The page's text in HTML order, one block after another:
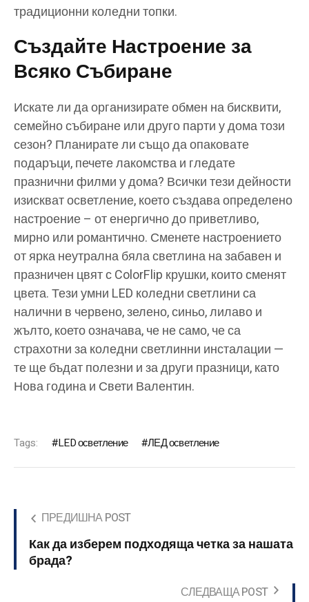
традиционни коледни топки.
Създайте Настроение за
Всяко Събиране
Искате ли да организирате обмен на бисквити,
семейно събиране или друго парти у дома този
сезон? Планирате ли също да опаковате
подаръци, печете лакомства и гледате
празнични филми у дома? Всички тези дейности
изискват осветление, което създава определено
настроение – от енергично до приветливо,
мирно или романтично. Сменете настроението
от ярка неутрална бяла светлина на забавен и
празничен цвят с ColorFlip крушки, които сменят
цвета. Тези умни LED коледни светлини са
налични в червено, зелено, синьо, лилаво и
жълто, което означава, че не само, че са
страхотни за коледни светлинни инсталации —
те ще бъдат полезни и за други празници, като
Нова година и Свети Валентин.
Tags: LED осветление ЛЕД осветление
ПРЕДИШНА POST
Как да изберем подходяща четка за нашата
брада?
СЛЕДВАЩА POST